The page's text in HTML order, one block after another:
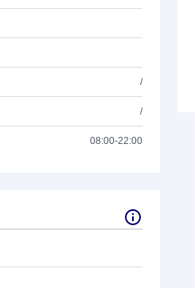
/
/
08:00-22:00